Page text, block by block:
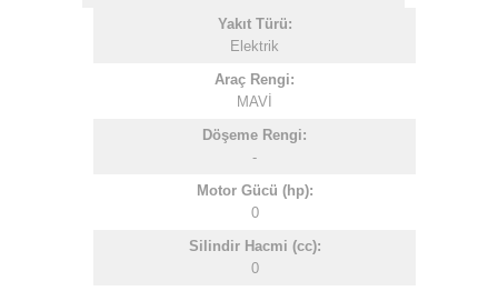
Yakıt Türü:
Elektrik
Araç Rengi:
MAVİ
Döşeme Rengi:
-
Motor Gücü (hp):
0
Silindir Hacmi (cc):
0